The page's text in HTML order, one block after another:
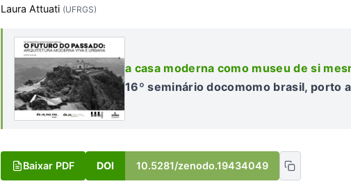
Laura Attuati (UFRGS)
a casa moderna como museu de si
16º seminário docomomo brasil, porto
Baixar PDF DOI 10.5281/zenodo.19434049